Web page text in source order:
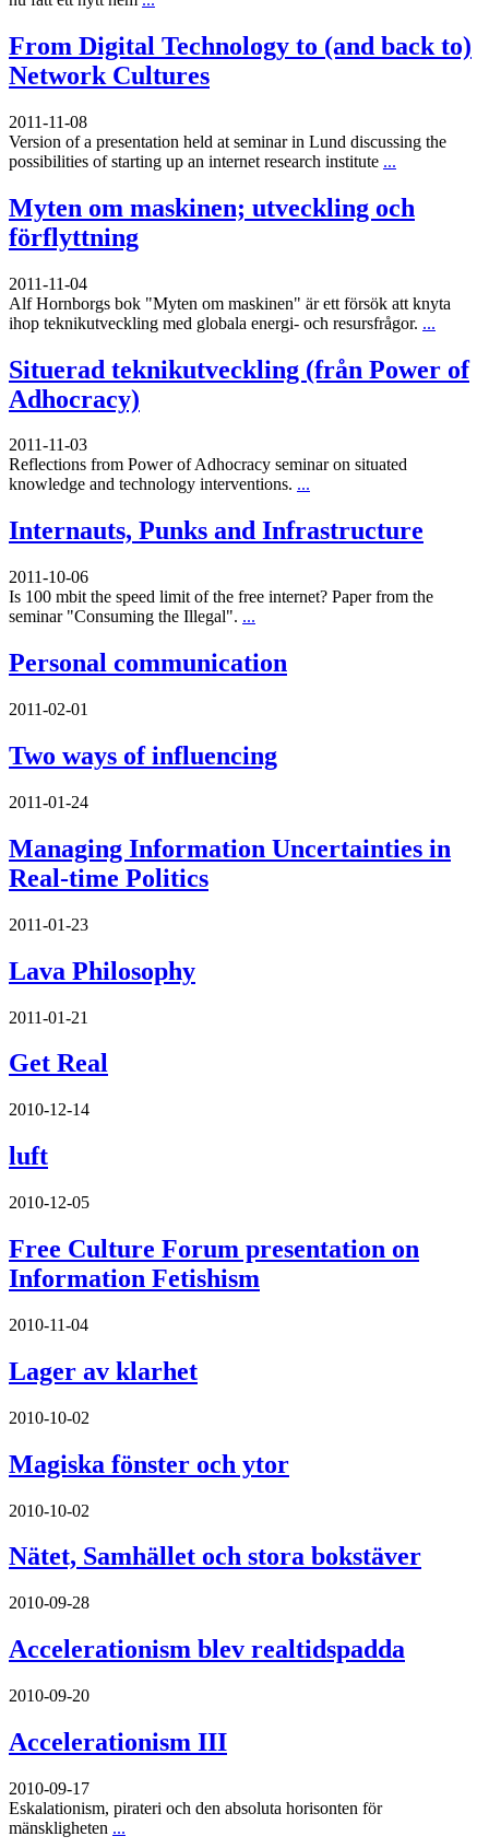
From Digital Technology to (and back to)
Network Cultures
2011-11-08
Version of a presentation held at seminar in Lund discussing the
possibilities of starting up an internet research institute ...
Myten om maskinen; utveckling och
förflyttning
2011-11-04
Alf Hornborgs bok "Myten om maskinen" är ett försök att knyta
ihop teknikutveckling med globala energi- och resursfrågor. ...
Situerad teknikutveckling (från Power of
Adhocracy)
2011-11-03
Reflections from Power of Adhocracy seminar on situated
knowledge and technology interventions. ...
Internauts, Punks and Infrastructure
2011-10-06
Is 100 mbit the speed limit of the free internet? Paper from the
seminar "Consuming the Illegal". ...
Personal communication
2011-02-01
Two ways of influencing
2011-01-24
Managing Information Uncertainties in
Real-time Politics
2011-01-23
Lava Philosophy
2011-01-21
Get Real
2010-12-14
luft
2010-12-05
Free Culture Forum presentation on
Information Fetishism
2010-11-04
Lager av klarhet
2010-10-02
Magiska fönster och ytor
2010-10-02
Nätet, Samhället och stora bokstäver
2010-09-28
Accelerationism blev realtidspadda
2010-09-20
Accelerationism III
2010-09-17
Eskalationism, pirateri och den absoluta horisonten för
mänskligheten ...